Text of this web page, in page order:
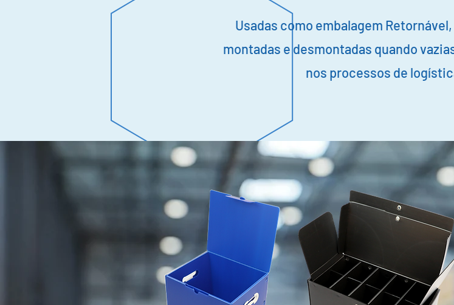
Usadas como embalagem
montadas e desmontadas quando
nos processos de